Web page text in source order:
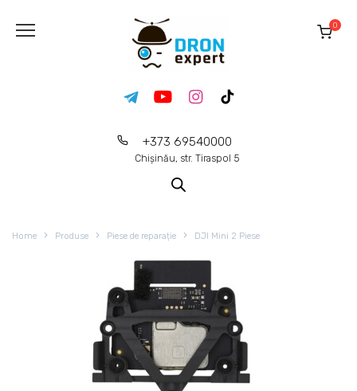
+373 69540000
Chișinău, str. Tiraspol 5
0
Home Produse Piese de reparație DJI Mini 2 Piese